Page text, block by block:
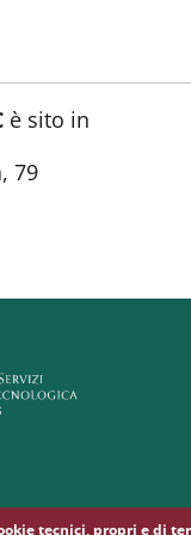
è sito in
79
tecnici, propri e di